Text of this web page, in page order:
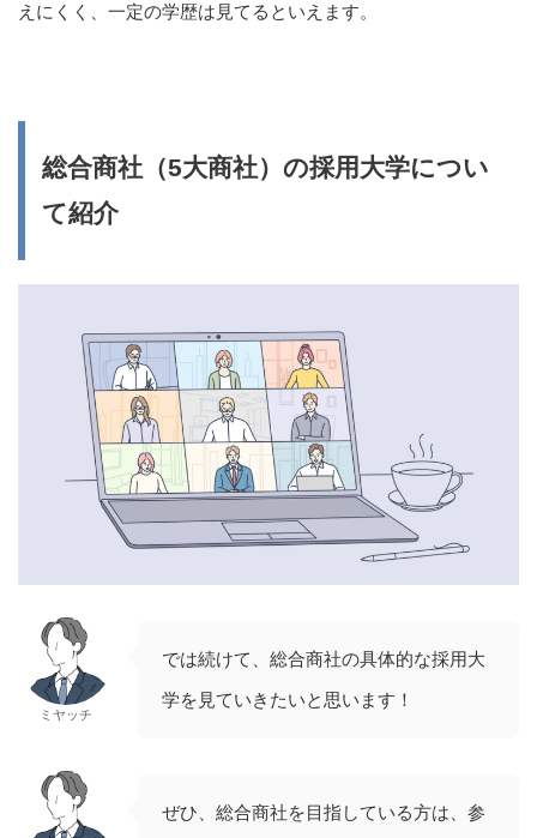
えにくく、一定の学歴は見てるといえます。
総合商社（5大商社）の採用大学につい
て紹介
ミヤッチ
では続けて、総合商社の具体的な採用大
学を見ていきたいと思います！
ぜひ、総合商社を目指している方は、参